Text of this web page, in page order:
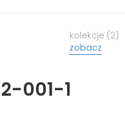
kolekcje (2)
zobacz
001-1